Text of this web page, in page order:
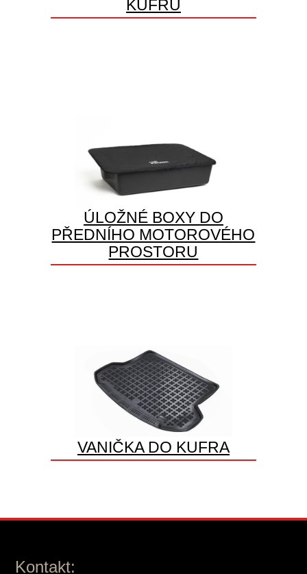
KUFRU
ÚLOŽNÉ BOXY DO
PŘEDNÍHO MOTOROVÉHO
PROSTORU
VANIČKA DO KUFRA
Kontakt: